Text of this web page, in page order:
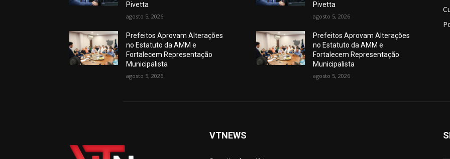
Pivetta
agosto 5, 2026
Prefeitos Aprovam Alterações
no Estatuto da AMM e
Fortalecem Representação
Municipalista
agosto 5, 2026
Pivetta
agosto 5, 2026
Prefeitos Aprovam Alterações
no Estatuto da AMM e
Fortalecem Representação
Municipalista
agosto 5, 2026
VTNEWS